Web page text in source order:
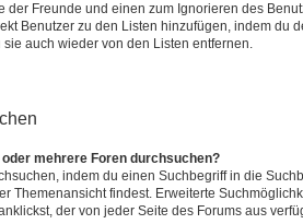
der Freunde und einen zum Ignorieren des
Benutzer zu den Listen hinzufügen, indem du
auch wieder von den Listen entfernen.
mehrere Foren durchsuchen?
indem du einen Suchbegriff in die
Themenansicht findest. Erweiterte
der von jeder Seite des Forums aus